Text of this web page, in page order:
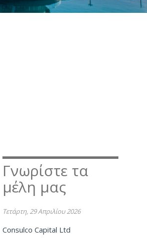
Γνωρίστε τα
μέλη μας
Τετάρτη, 29 Απριλίου 2026
Consulco Capital Ltd